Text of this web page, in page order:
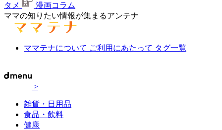
タメ
漫画コラム
ママの知りたい情報が集まるアンテナ
ママテナについて ご利用にあたって タグ一覧
>
雑貨・日用品
食品・飲料
健康